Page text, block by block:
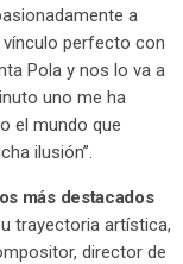
a
perfecto con
Pola y nos lo va a
uno me ha
el mundo que
ilusión”.
más destacados
trayectoria artística,
director de